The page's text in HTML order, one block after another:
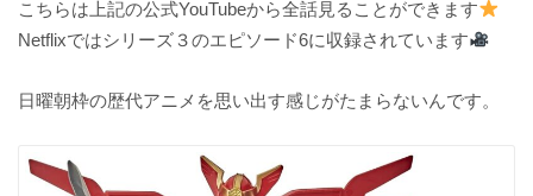
こちらは上記の公式YouTubeから全話見ることができます
Netflixではシリーズ３のエピソード6に収録されています
日曜朝枠の歴代アニメを思い出す感じがたまらないんです。